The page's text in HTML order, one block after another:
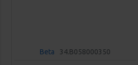
Beta 34.B058000350